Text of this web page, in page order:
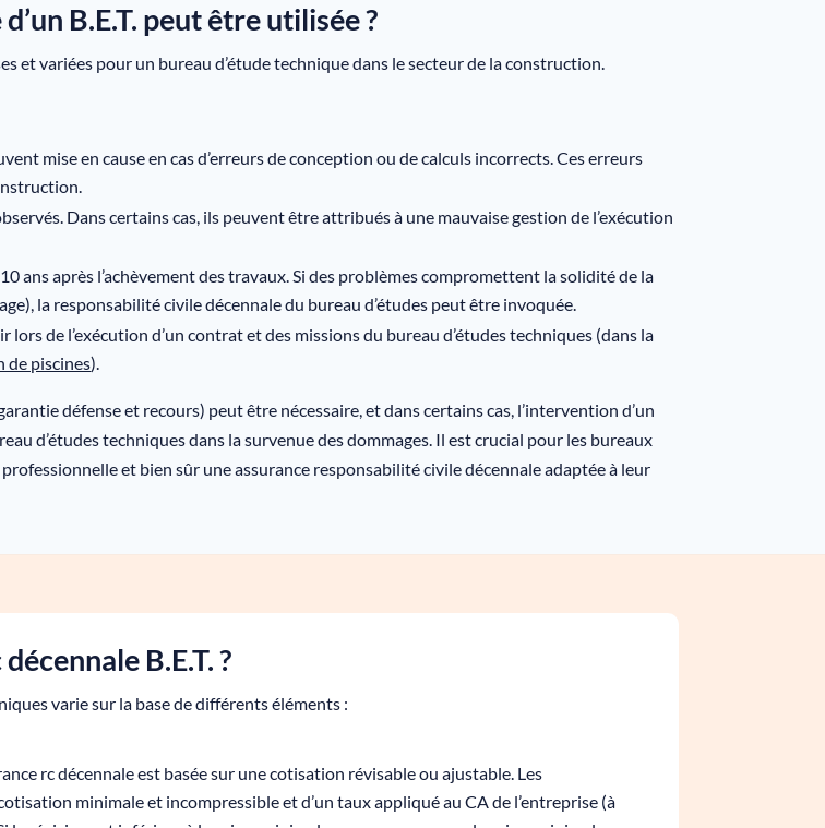
B.E.T. peut être utilisée ?
et variées pour un bureau d’étude technique dans le secteur de la construction.
mise en cause en cas d’erreurs de conception ou de calculs incorrects. Ces erreurs
Dans certains cas, ils peuvent être attribués à une mauvaise gestion de l’exécution
ans après l’achèvement des travaux. Si des problèmes compromettent la solidité de la
la responsabilité civile décennale du bureau d’études peut être invoquée.
de l’exécution d’un contrat et des missions du bureau d’études techniques (dans la
de piscines).
défense et recours) peut être nécessaire, et dans certains cas, l’intervention d’un
d’études techniques dans la survenue des dommages. Il est crucial pour les bureaux
et bien sûr une assurance responsabilité civile décennale adaptée à leur
B.E.T. ?
varie sur la base de différents éléments :
rc décennale est basée sur une cotisation révisable ou ajustable. Les
minimale et incompressible et d’un taux appliqué au CA de l’entreprise (à